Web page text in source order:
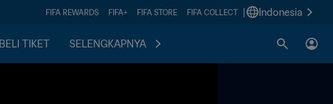
FIFA REWARDS FIFA+ FIFA STORE FIFA COLLECT Indonesia
BELI TIKET SELENGKAPNYA